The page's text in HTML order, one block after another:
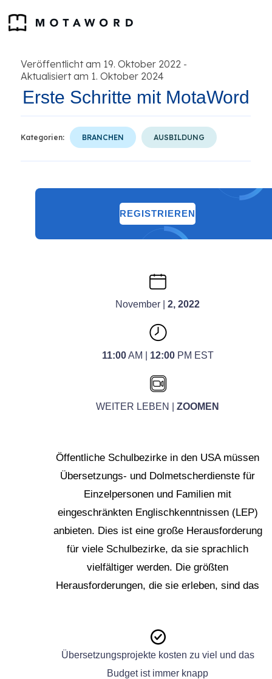
Veröffentlicht am 19. Oktober 2022 -
Aktualisiert am 1. Oktober 2024
Erste Schritte mit MotaWord
Kategorien: BRANCHEN AUSBILDUNG
REGISTRIEREN
November | 2, 2022
11:00AM | 12:00PM EST
WEITER LEBEN | ZOOMEN
Öffentliche Schulbezirke in den USA müssen
Übersetzungs- und Dolmetscherdienste für
Einzelpersonen und Familien mit
eingeschränkten Englischkenntnissen (LEP)
anbieten. Dies ist eine große Herausforderung
für viele Schulbezirke, da sie sprachlich
vielfältiger werden. Die größten
Herausforderungen, die sie erleben, sind das
Übersetzungsprojekte kosten zu viel und das
Budget ist immer knapp